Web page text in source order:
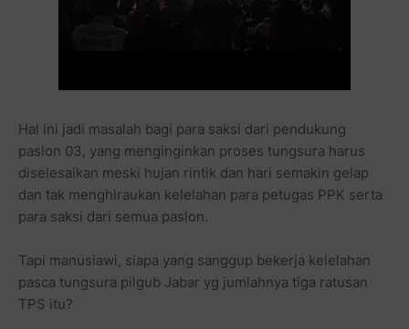
Hal ini jadi masalah bagi para saksi dari pendukung
paslon 03, yang menginginkan proses tungsura harus
diselesaikan meski hujan rintik dan hari semakin gelap
dan tak menghiraukan kelelahan para petugas PPK serta
para saksi dari semua paslon.
Tapi manusiawi, siapa yang sanggup bekerja kelelahan
pasca tungsura pilgub Jabar yg jumlahnya tiga ratusan
TPS itu?